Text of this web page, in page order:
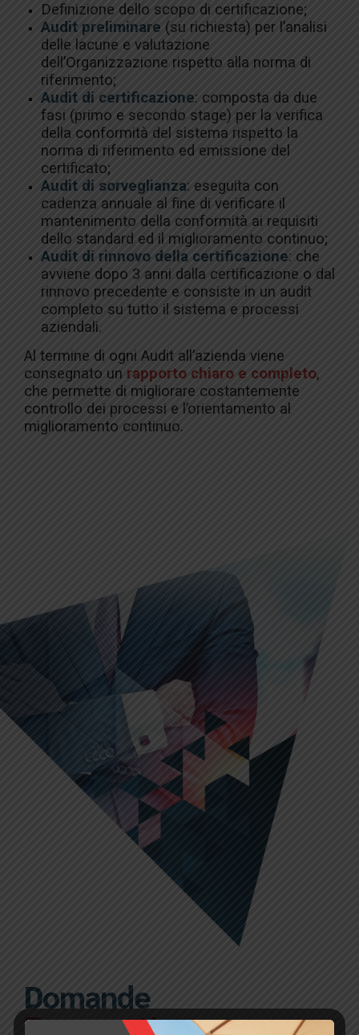
Definizione dello scopo di certificazione;
Audit preliminare (su richiesta) per l’analisi
delle lacune e valutazione
dell’Organizzazione rispetto alla norma di
riferimento;
Audit di certificazione: composta da due
fasi (primo e secondo stage) per la verifica
della conformità del sistema rispetto la
norma di riferimento ed emissione del
certificato;
Audit di sorveglianza: eseguita con
cadenza annuale al fine di verificare il
mantenimento della conformità ai requisiti
dello standard ed il miglioramento continuo;
Audit di rinnovo della certificazione: che
avviene dopo 3 anni dalla certificazione o dal
rinnovo precedente e consiste in un audit
completo su tutto il sistema e processi
aziendali.
Al termine di ogni Audit all’azienda viene
consegnato un rapporto chiaro e completo,
che permette di migliorare costantemente
controllo dei processi e l’orientamento al
miglioramento continuo.
Domande
Frequenti